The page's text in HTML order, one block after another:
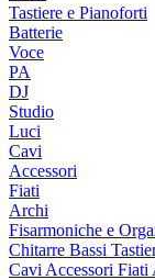
Tastiere e Pianoforti
Batterie
Voce
PA
DJ
Studio
Luci
Cavi
Accessori
Fiati
Archi
Fisarmoniche e
Chitarre Bassi
Cavi Accessori Fiati